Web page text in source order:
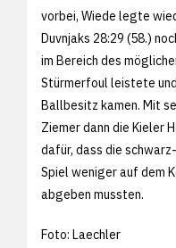
vorbei, Wiede legte
Duvnjaks 28:29 (58.)
im Bereich des
Stürmerfoul leistete
Ballbesitz kamen. Mit
Ziemer dann die Kieler
dafür, dass die
Spiel weniger auf dem
abgeben mussten.
Foto: Laechler